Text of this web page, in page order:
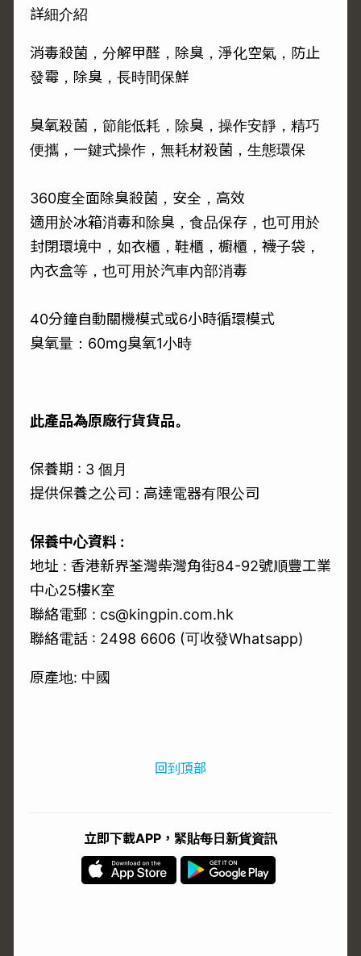
詳細介紹
消毒殺菌，分解甲醛，除臭，淨化空氣，防止
發霉，除臭，長時間保鮮
臭氧殺菌，節能低耗，除臭，操作安靜，精巧
便攜，一鍵式操作，無耗材殺菌，生態環保
360度全面除臭殺菌，安全，高效
適用於冰箱消毒和除臭，食品保存，也可用於
封閉環境中，如衣櫃，鞋櫃，櫥櫃，襪子袋，
內衣盒等，也可用於汽車內部消毒
40分鐘自動關機模式或6小時循環模式
臭氧量：60mg臭氧1小時
此產品為原廠行貨貨品。
保養期 : 3 個月
提供保養之公司 : 高達電器有限公司
保養中心資料 :
地址 : 香港新界荃灣柴灣角街84-92號順豐工業
中心25樓K室
聯絡電郵 : cs@kingpin.com.hk
聯絡電話 : 2498 6606 (可收發Whatsapp)
原產地: 中國
回到頂部
立即下載APP，緊貼每日新貨資訊